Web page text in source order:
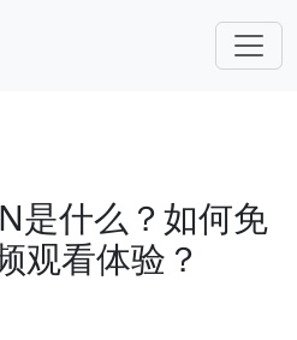
是什么？如何免
观看体验？